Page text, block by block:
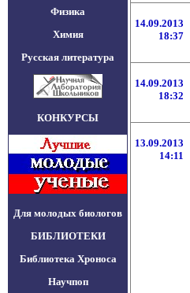
Физика
Химия
Русская литература
КОНКУРСЫ
Для молодых биологов
БИБЛИОТЕКИ
Библиотека Хроноса
Научпоп
14.09.2013
18:37
14.09.2013
18:32
13.09.2013
14:11